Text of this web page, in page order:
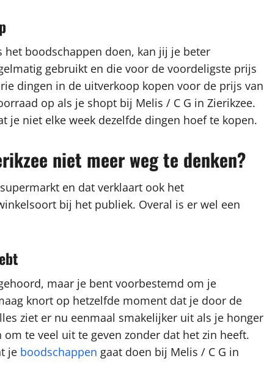
boodschappen doen, kan jij je beter
gebruikt en die voor de voordeligste prijs
dingen in de uitverkoop kopen voor de prijs van
op als je shopt bij Melis / C G in Zierikzee.
je niet elke week dezelfde dingen hoef te kopen.
niet meer weg te denken?
en dat verklaart ook het
bij het publiek. Overal is er wel een
maar je bent voorbestemd om je
knort op hetzelfde moment dat je door de
ziet er nu eenmaal smakelijker uit als je honger
te veel uit te geven zonder dat het zin heeft.
je boodschappen gaat doen bij Melis / C G in